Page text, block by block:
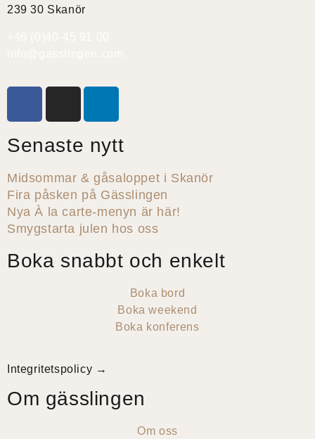
239 30 Skanör
Senaste nytt
Midsommar & gåsaloppet i Skanör
Fira påsken på Gässlingen
Nya À la carte-menyn är här!
Smygstarta julen hos oss
Boka snabbt och enkelt
Boka bord
Boka weekend
Boka konferens
Integritetspolicy →
Om gässlingen
Om oss